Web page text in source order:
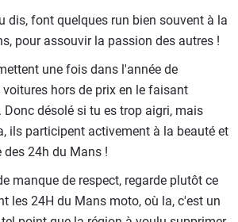
dis, font quelques run bien souvent à la
pour assouvir la passion des autres !
une fois dans l'année de
hors de prix en le faisant
Donc désolé si tu es trop aigri, mais
ils participent activement à la beauté et
des 24h du Mans !
manque de respect, regarde plutôt ce
les 24H du Mans moto, où la, c'est un